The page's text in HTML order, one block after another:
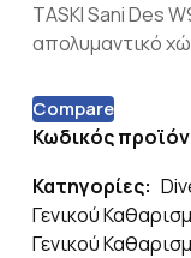
TASKI Sani Des
απολυμαντικό
Compare
Κωδικός
Κατηγορίες:
Γενικού
Γενικού